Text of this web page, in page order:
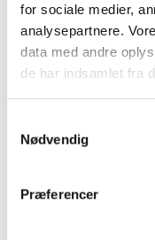
for sociale medier,
analysepartnere.
data med andre
de har indsamlet fra
Nødvendig
Præferencer
Lovgrundlag for
personoplysninger
Det juridiske
Til brug for
indsamles,